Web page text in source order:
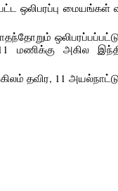
ஒலிபரப்பு மையங்கள்
ஒலிபரப்பப்பட்டு
மணிக்கு அகில
தவிர, 11 அயல்நாட்டு